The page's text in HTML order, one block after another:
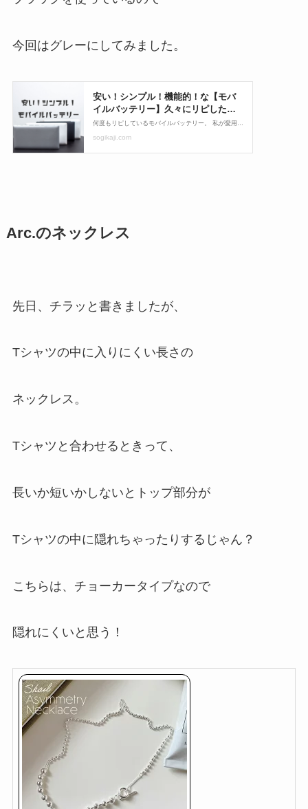
今回はグレーにしてみました。
Arc.のネックレス
先日、チラッと書きましたが、
Tシャツの中に入りにくい長さの
ネックレス。
Tシャツと合わせるときって、
長いか短いかしないとトップ部分が
Tシャツの中に隠れちゃったりするじゃん？
こちらは、チョーカータイプなので
隠れにくいと思う！